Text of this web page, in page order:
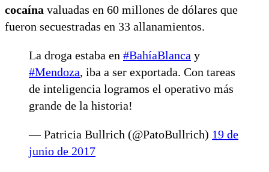
cocaína valuadas en 60 millones de dólares que
fueron secuestradas en 33 allanamientos.
La droga estaba en #BahíaBlanca y
#Mendoza, iba a ser exportada. Con tareas
de inteligencia logramos el operativo más
grande de la historia!
— Patricia Bullrich (@PatoBullrich) 19 de
junio de 2017